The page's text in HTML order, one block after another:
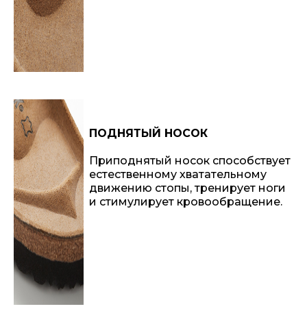
ПОДНЯТЫЙ НОСОК
Приподнятый носок способствует
естественному хватательному
движению стопы, тренирует ноги
и стимулирует кровообращение.